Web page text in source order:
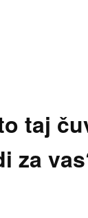
taj
za